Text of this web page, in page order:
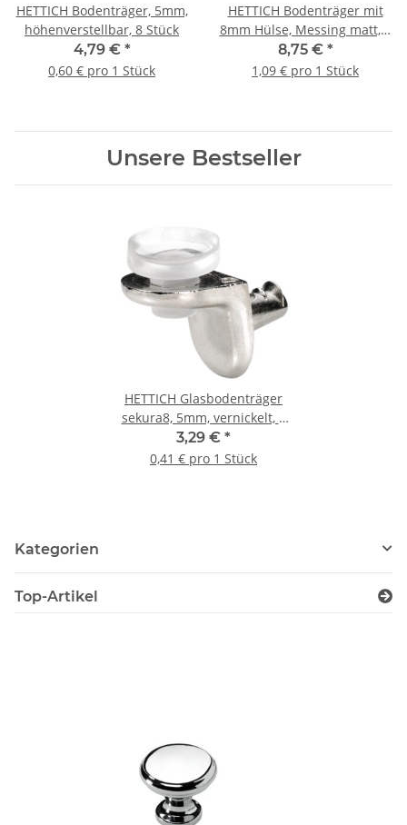
HETTICH Bodenträger, 5mm,
höhenverstellbar, 8 Stück
4,79 € *
0,60 € pro 1 Stück
HETTICH Bodenträger mit
8mm Hülse, Messing matt, 8
Stück
8,75 € *
1,09 € pro 1 Stück
Unsere Bestseller
HETTICH Glasbodenträger
sekura8, 5mm, vernickelt, 8
Stück
3,29 € *
0,41 € pro 1 Stück
Kategorien
Top-Artikel